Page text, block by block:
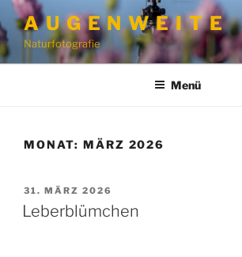
Zum
Inhalt
springen
A U G E N W E I T E
Naturfotografie
Menü
MONAT: MÄRZ 2026
VERÖFFENTLICHT
AM
31. MÄRZ 2026
Leberblümchen